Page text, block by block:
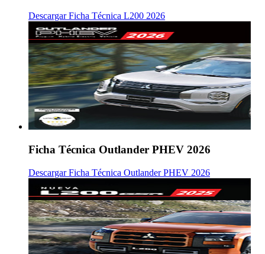
Descargar Ficha Técnica L200 2026
Ficha Técnica Outlander PHEV 2026
Descargar Ficha Técnica Outlander PHEV 2026